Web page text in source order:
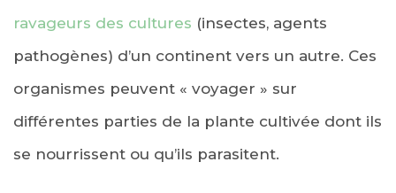
ravageurs des cultures (insectes, agents
pathogènes) d’un continent vers un autre. Ces
organismes peuvent « voyager » sur
différentes parties de la plante cultivée dont ils
se nourrissent ou qu’ils parasitent.